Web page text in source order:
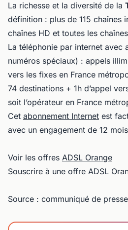
La richesse et la diversité de la
définition : plus de 115 chaînes
chaînes HD et toutes les
La téléphonie par internet avec
numéros spéciaux) : appels
vers les fixes en France
74 destinations + 1h d’appel
soit l’opérateur en France
Cet abonnement Internet est
avec un engagement de 12 mois
Voir les offres ADSL Orange
Souscrire à une offre ADSL
Source : communiqué de